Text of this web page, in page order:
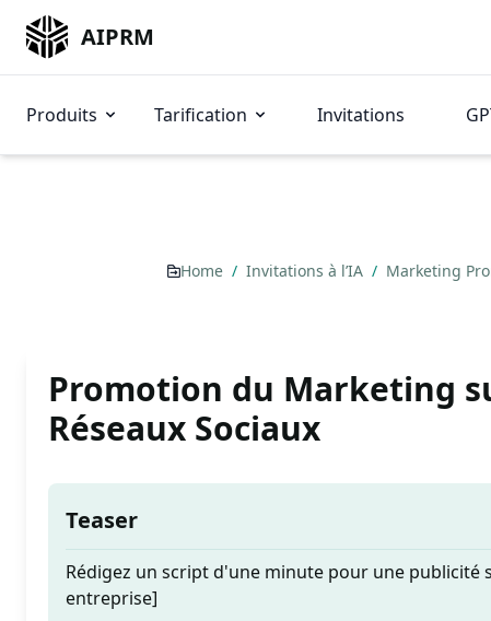
AIPRM
Produits Tarification Invitations
Home / Invitations à l’IA / Marketing
Promotion du Marketing
Réseaux Sociaux
Teaser
Rédigez un script d'une minute pour une publicité
entreprise]